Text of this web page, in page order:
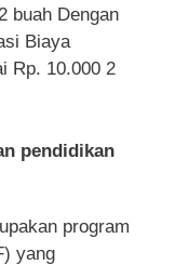
buah Dengan
Biaya
Rp. 10.000 2
pendidikan
program
yang